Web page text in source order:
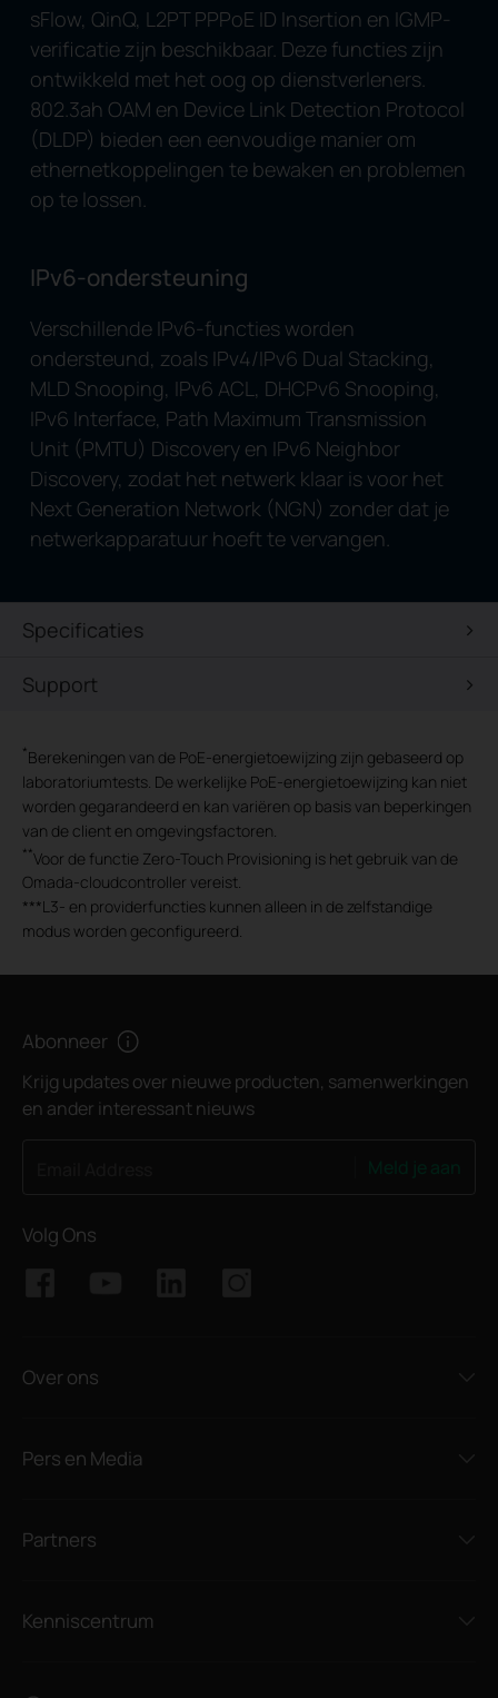
sFlow, QinQ, L2PT PPPoE ID Insertion en IGMP-
verificatie zijn beschikbaar. Deze functies zijn
ontwikkeld met het oog op dienstverleners.
802.3ah OAM en Device Link Detection Protocol
(DLDP) bieden een eenvoudige manier om
ethernetkoppelingen te bewaken en problemen
op te lossen.
IPv6-ondersteuning
Verschillende IPv6-functies worden
ondersteund, zoals IPv4/IPv6 Dual Stacking,
MLD Snooping, IPv6 ACL, DHCPv6 Snooping,
IPv6 Interface, Path Maximum Transmission
Unit (PMTU) Discovery en IPv6 Neighbor
Discovery, zodat het netwerk klaar is voor het
Next Generation Network (NGN) zonder dat je
netwerkapparatuur hoeft te vervangen.
Specificaties
Support
*Berekeningen van de PoE-energietoewijzing zijn gebaseerd op
laboratoriumtests. De werkelijke PoE-energietoewijzing kan niet
worden gegarandeerd en kan variëren op basis van beperkingen
van de client en omgevingsfactoren.
**Voor de functie Zero-Touch Provisioning is het gebruik van de
Omada-cloudcontroller vereist.
***L3- en providerfuncties kunnen alleen in de zelfstandige
modus worden geconfigureerd.
Abonneer
Krijg updates over nieuwe producten, samenwerkingen
en ander interessant nieuws
Volg Ons
Over ons
Pers en Media
Partners
Kenniscentrum